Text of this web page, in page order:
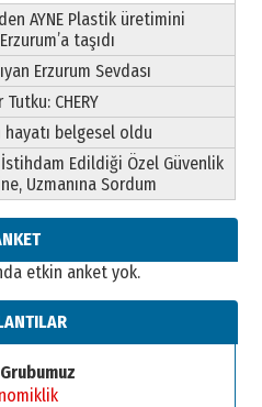
BİR ÖMÜR
“NEDEN
bir Alperen…
Hakka yürüdü.!
Terzioğlu!
Erzurum’a
daha!
AYNE Plastik üretimini
taşıdı
Erzurum Sevdası
CHERY
hayatı belgesel oldu
Edildiği Özel Güvenlik
Uzmanına Sordum
etkin anket yok.